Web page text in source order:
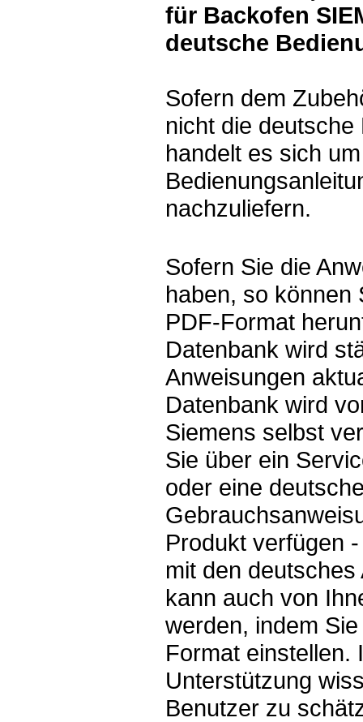
für Backofen
deutsche
Sofern dem
nicht die
handelt es sich
nachzuliefern.
Sofern Sie die
haben, so können
PDF-Format
Datenbank wird
Anweisungen
Datenbank wird
Siemens selbst
Sie über ein
oder eine
Produkt verfügen
mit den
kann auch von
werden, indem
Format einstellen.
Unterstützung
Benutzer zu